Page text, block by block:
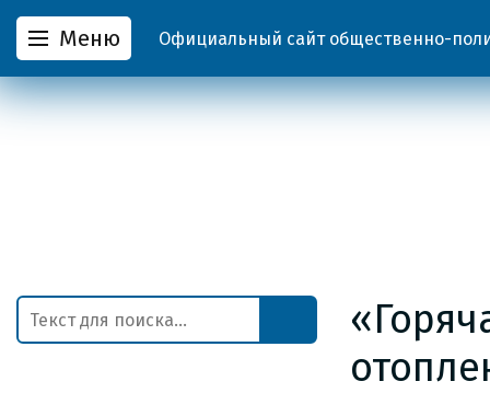
Меню Официальный сайт общественно-